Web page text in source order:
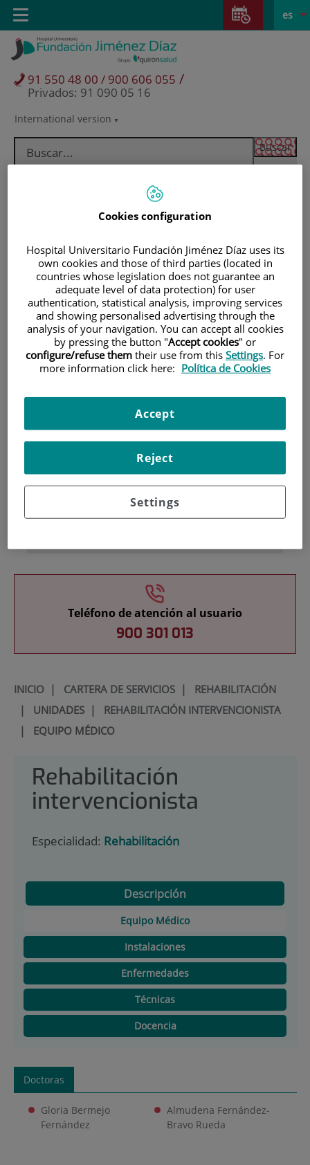
Saltar al contenido
Saltar
contenido
Selector
idioma
activo
es
International version
91 550 48 00 / 900 606 055 /
Privados: 91 090 05 16
Toggle
navigation
Pacientes y visitantes
Investigación
Teléfono de atención al usuario
900 301 013
INICIO| CARTERA DE SERVICIOS| REHABILITACIÓN
| UNIDADES| REHABILITACIÓN INTERVENCIONISTA
| EQUIPO MÉDICO
Rehabilitación
intervencionista
Especialidad: Rehabilitación
Descripción
Equipo Médico
Instalaciones
Enfermedades
Técnicas
Docencia
Doctoras
Gloria Bermejo
Fernández
Almudena Fernández-
Bravo Rueda
Cookies configuration
Hospital Universitario Fundación Jiménez Díaz uses its
own cookies and those of third parties (located in
countries whose legislation does not guarantee an
adequate level of data protection) for user
authentication, statistical analysis, improving services
and showing personalised advertising through the
analysis of your navigation. You can accept all cookies
by pressing the button "Accept cookies" or
configure/refuse them their use from this Settings. For
more information click here: Política de Cookies
Settings
Reject
Accept